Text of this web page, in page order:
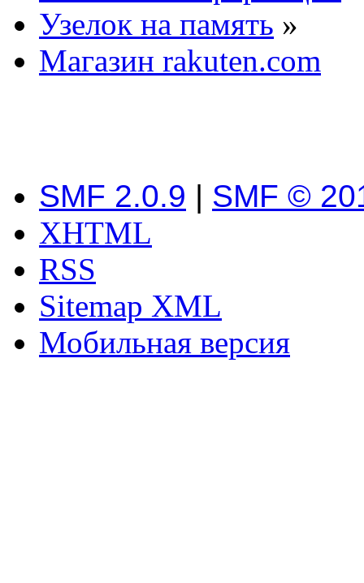
Узелок на память »
Магазин rakuten.com
SMF 2.0.9 | SMF ©
XHTML
RSS
Sitemap XML
Мобильная версия